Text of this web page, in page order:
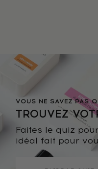
VOUS NE SAVEZ PAS
TROUVEZ
Faites le quiz
idéal fait pour